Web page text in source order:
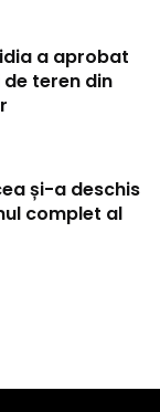
a aprobat
teren din
și-a deschis
complet al